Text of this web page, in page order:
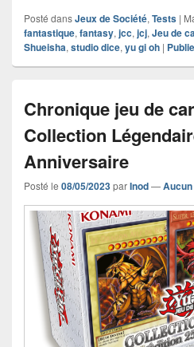
Posté dansJeux de Société, Tests |
fantastique, fantasy, jcc, jcj, Jeu de
Shueisha, studio dice, yu gi oh |
Chronique jeu de
Collection
Anniversaire
Posté le 08/05/2023parInod—